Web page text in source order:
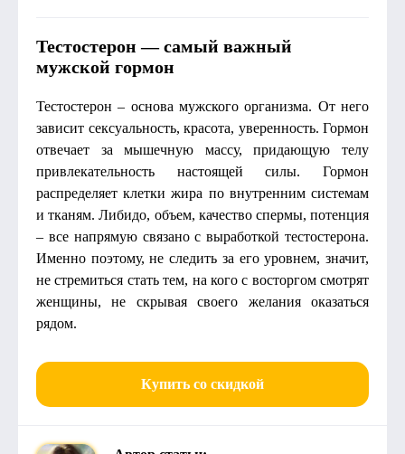
Тестостерон — самый важный
мужской гормон
Тестостерон – основа мужского организма. От него
зависит сексуальность, красота, уверенность. Гормон
отвечает за мышечную массу, придающую телу
привлекательность настоящей силы. Гормон
распределяет клетки жира по внутренним системам
и тканям. Либидо, объем, качество спермы, потенция
– все напрямую связано с выработкой тестостерона.
Именно поэтому, не следить за его уровнем, значит,
не стремиться стать тем, на кого с восторгом смотрят
женщины, не скрывая своего желания оказаться
рядом.
Купить со скидкой